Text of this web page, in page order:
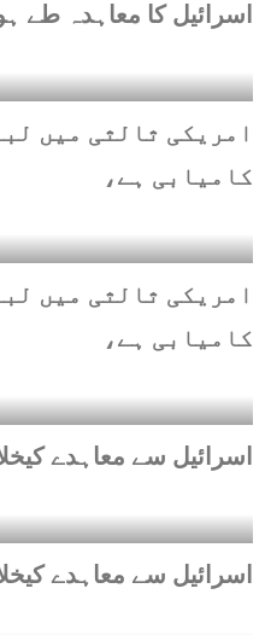
اسرائیل کا معاہدہ طے
امریکی ثالثی میں
کامیابی ہے،
امریکی ثالثی میں
کامیابی ہے،
اسرائیل سے معاہدے
اسرائیل سے معاہدے